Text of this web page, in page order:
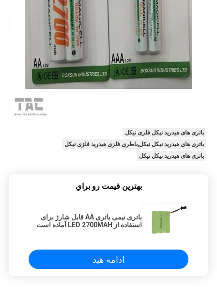
باتری های هیدرید نیکل فلزی نیکل
باتری های هیدرید نیکل نیکل,باطری فلزی هیدرید فلزی نیکل
باتری های هیدرید نیکل نیکل
بهترين قيمت رو براي
باتری نیمی باتری AA قابل شارژ برای
استفاده از LED 2700MAH آماده است
ادامه هید